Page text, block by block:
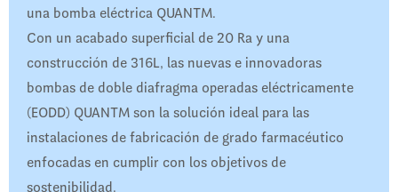
una bomba eléctrica QUANTM.
Con un acabado superficial de 20 Ra y una
construcción de 316L, las nuevas e innovadoras
bombas de doble diafragma operadas eléctricamente
(EODD) QUANTM son la solución ideal para las
instalaciones de fabricación de grado farmacéutico
enfocadas en cumplir con los objetivos de
sostenibilidad.